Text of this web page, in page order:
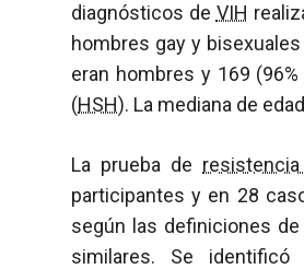
diagnósticos de VIH
hombres gay y
eran hombres y 169
(HSH). La mediana de
La prueba de
participantes y en 28
según las definiciones
similares. Se